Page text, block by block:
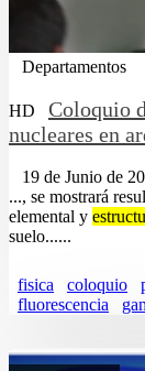
Departamentos
HD
Coloquio
nucleares en
19 de Junio de
..., se mostrará
elemental y
suelo......
fisica coloquio
fluorescencia